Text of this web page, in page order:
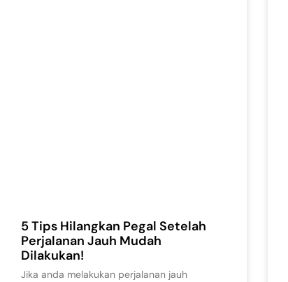
5 Tips Hilangkan Pegal Setelah
Perjalanan Jauh Mudah
Dilakukan!
Jika anda melakukan perjalanan jauh